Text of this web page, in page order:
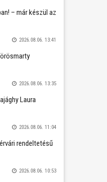
– már készül az
2026.08.06. 13:41
2026.08.06. 13:35
Laura
2026.08.06. 11:04
rendeltetésű
2026.08.06. 10:53